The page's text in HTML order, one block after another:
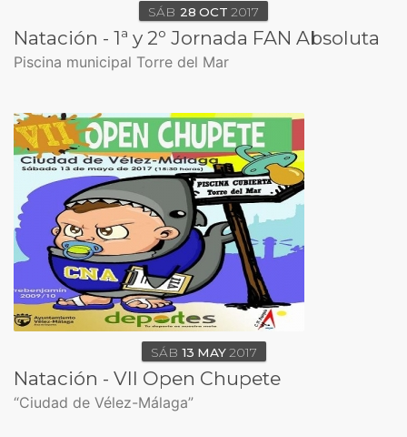
SÁB 28 OCT 2017
Natación - 1ª y 2º Jornada FAN Absoluta
Piscina municipal Torre del Mar
SÁB 13 MAY 2017
Natación - VII Open Chupete
“Ciudad de Vélez-Málaga”